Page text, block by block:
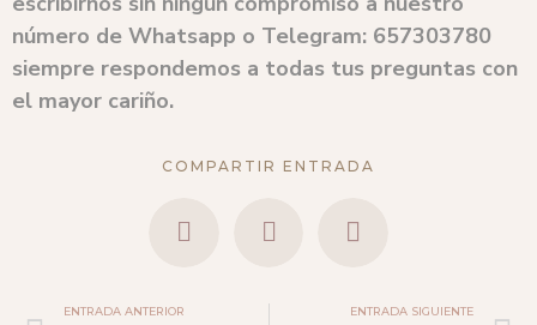
número de Whatsapp o Telegram: 657303780
siempre respondemos a todas tus preguntas con
el mayor cariño.
COMPARTIR ENTRADA
ENTRADA ANTERIOR ENTRADA SIGUIENTE